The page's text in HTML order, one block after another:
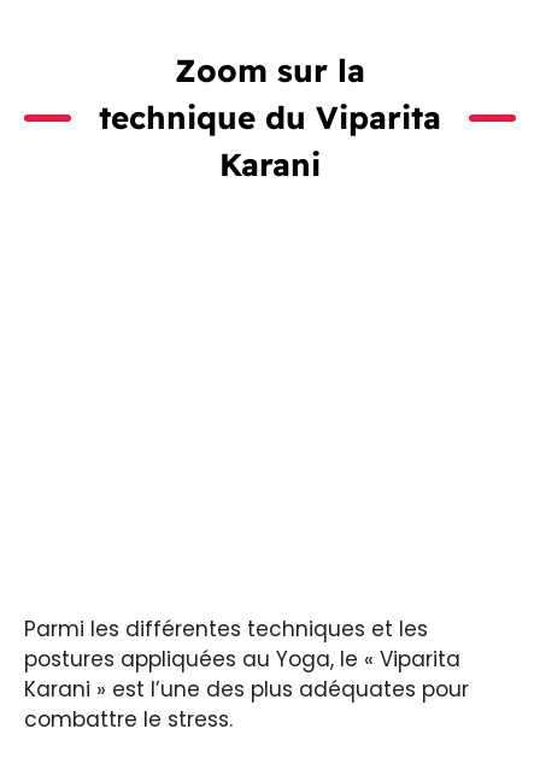
Zoom sur la
technique du Viparita
Karani
Parmi les différentes techniques et les
postures appliquées au Yoga, le « Viparita
Karani » est l’une des plus adéquates pour
combattre le stress.